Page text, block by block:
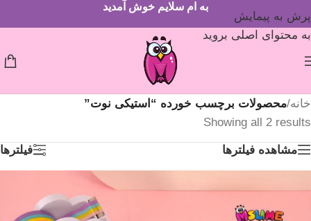
پرش به پیمایش
به محتوای اصلی بروید
به ام سلایم خوش آمدید
خانه/محصولات برچسب خورده “استیکی نوت”
Showing all 2 results
مشاهده فیلترها فیلترها